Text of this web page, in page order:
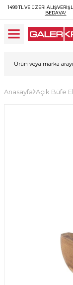
1499 TL VE ÜZERI
BEDAVA!
Anasayfa Açık Büfe